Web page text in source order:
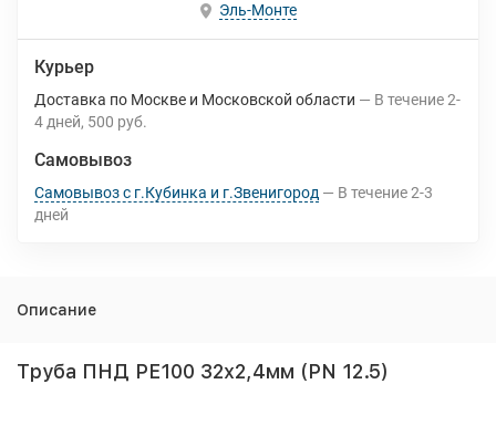
Эль-Монте
Курьер
Доставка по Москве и Московской области В течение2-
4 дней 500 руб.
Самовывоз
Самовывоз с г.Кубинка и г.Звенигород В течение2-3
дней
Описание
Труба ПНД РЕ100 32х2,4мм (PN 12.5)